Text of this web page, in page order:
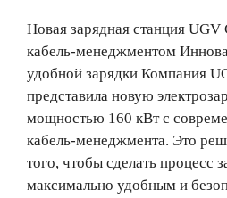
Новая зарядная станция UGV
кабель-менеджментом
удобной зарядки Компания
представила новую
мощностью 160 кВт с
кабель-менеджмента. Это
того, чтобы сделать процесс
максимально удобным и